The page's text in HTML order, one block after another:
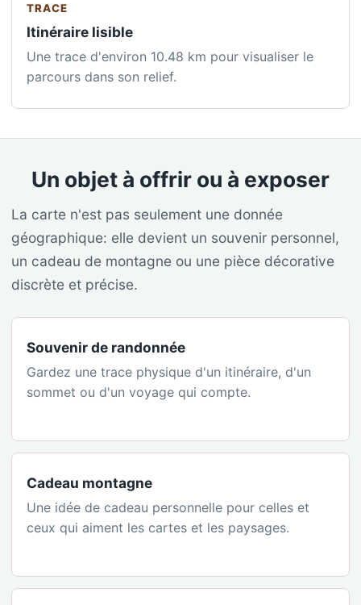
TRACE
Itinéraire lisible
Une trace d'environ 10.48 km pour visualiser le
parcours dans son relief.
Un objet à offrir ou à exposer
La carte n'est pas seulement une donnée
géographique: elle devient un souvenir personnel,
un cadeau de montagne ou une pièce décorative
discrète et précise.
Souvenir de randonnée
Gardez une trace physique d'un itinéraire, d'un
sommet ou d'un voyage qui compte.
Cadeau montagne
Une idée de cadeau personnelle pour celles et
ceux qui aiment les cartes et les paysages.